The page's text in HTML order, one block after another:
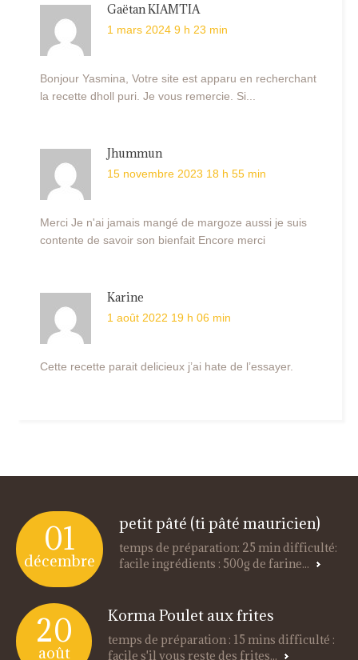
Gaëtan KIAMTIA
1 mars 2024 9 h 23 min
Bonjour Yasmina, Votre site est apparu en recherchant
la recette dholl puri. Je vous remercie. Si...
Jhummun
15 novembre 2023 18 h 55 min
Merci Je n'ai jamais mangé de margoze aussi je suis
contente de savoir son bienfait Encore merci
Karine
1 août 2022 19 h 06 min
Cette recette parait delicieux j’ai hate de l’essayer.
01
décembre
petit pâté (ti pâté mauricien)
temps de préparation: 25 min difficulté:
facile ingrédients : 500g de farine...
20
août
Korma Poulet aux frites
temps de préparation : 15 mins difficulté :
facile s'il vous reste des frites...